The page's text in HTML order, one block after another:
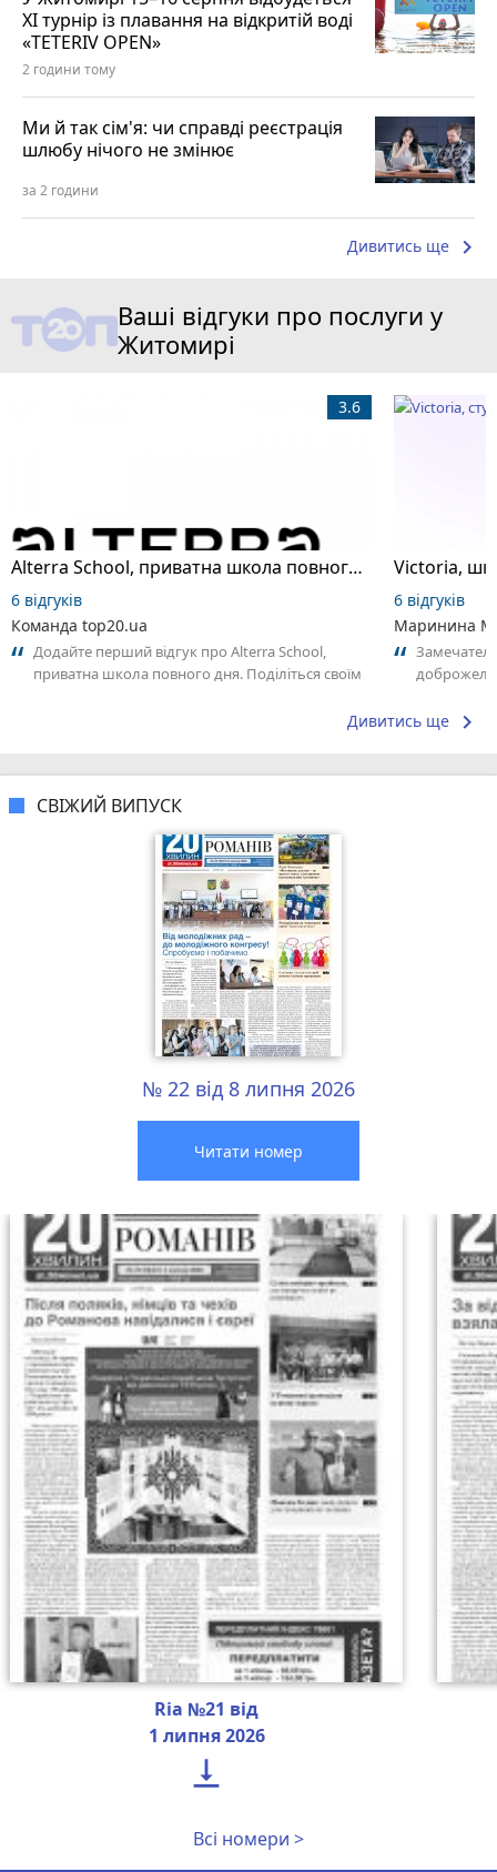
XI турнір із плавання на відкритій воді
«TETERIV OPEN»
2 години тому
Ми й так сім'я: чи справді реєстрація
шлюбу нічого не змінює
за 2 години
Дивитись ще keyboard_arrow_right
Ваші відгуки про послуги у
Житомирі
Alterra School, приватна школа повного дня
3.6
6 відгуків
Команда top20.ua
Додайте перший відгук про Alterra School,
приватна школа повного дня. Поділіться своїм
6 відгуків
Маринина
Дивитись ще keyboard_arrow_right
СВІЖИЙ ВИПУСК
№ 22 від 8 липня 2026
Читати номер
Ria №21 від
1 липня 2026

Всі номери >